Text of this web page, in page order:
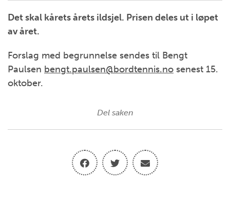
Det skal kårets årets ildsjel. Prisen deles ut i løpet
av året.
Forslag med begrunnelse sendes til Bengt
Paulsen bengt.paulsen@bordtennis.no senest 15.
oktober.
Del saken